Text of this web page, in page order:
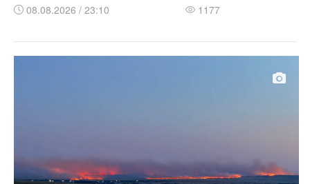
08.08.2026 / 23:10 1177